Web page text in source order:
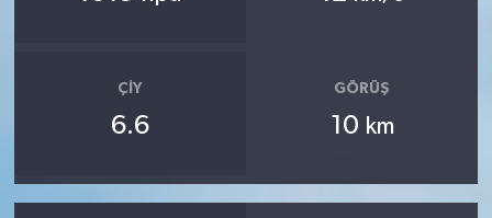
ÇIY
6.6
GÖRÜŞ
10 km